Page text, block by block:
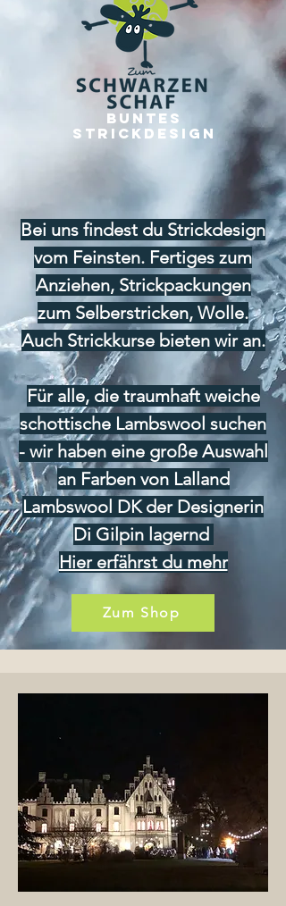
Buntes
Strickdesign
Bei uns findest du Strickdesign
vom Feinsten. Fertiges zum
Anziehen, Strickpackungen
zum Selberstricken, Wolle.
Auch Strickkurse bieten wir an.
Für alle, die traumhaft weiche
schottische Lambswool suchen
- wir haben eine große Auswahl
an Farben von Lalland
Lambswool DK der Designerin
Di Gilpin lagernd
Hier erfährst du mehr
Zum Shop